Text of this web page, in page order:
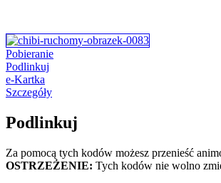
Pobieranie
Podlinkuj
e-Kartka
Szczegóły
Podlinkuj
Za pomocą tych kodów możesz przenieść
OSTRZEŻENIE: Tych kodów nie wolno